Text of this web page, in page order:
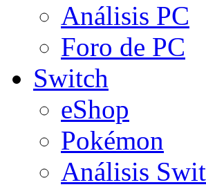
Análisis PC
Foro de PC
Switch
eShop
Pokémon
Análisis